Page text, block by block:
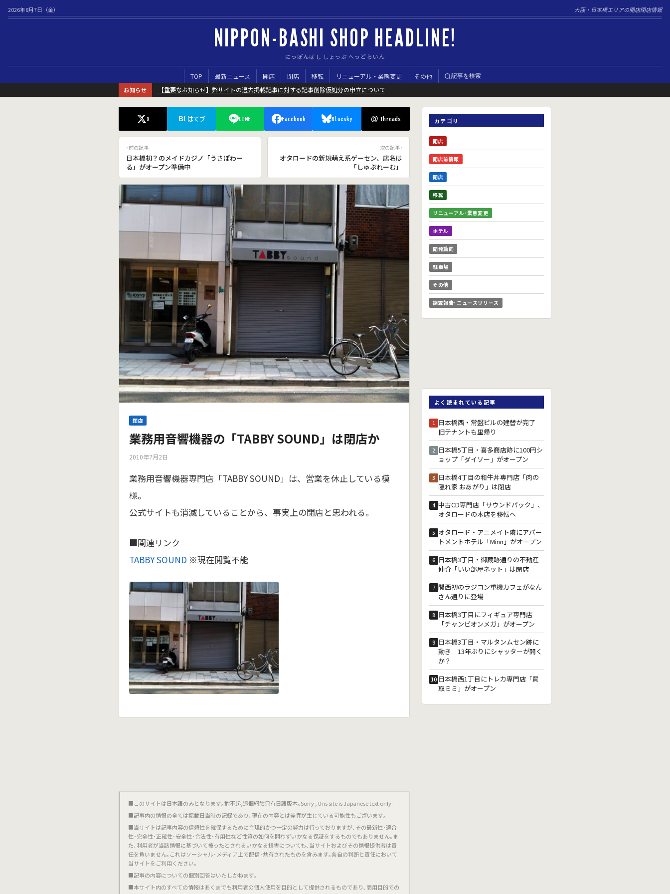
2026年8月7日（金） 大阪・日本橋エリアの開店閉店情報
NIPPON-BASHI SHOP HEADLINE!
にっぽんばし しょっぷ へっどらいん
TOP 最新ニュース 開店 閉店 移転 リニューアル・業態変更 その他 記事を検索
お知らせ 【重要なお知らせ】弊サイトの過去掲載記事に対する記事削除仮処分の申立について
X B! はてブ LINE Facebook Bluesky @ Threads
‹ 前の記事
日本橋初？のメイドカジノ「うさぽわー
る」がオープン準備中
次の記事 ›
オタロードの新規萌え系ゲーセン、店名は
「しゅぷれーむ」
閉店
業務用音響機器の「TABBY SOUND」は閉店か
2010年7月2日
業務用音響機器専門店「TABBY SOUND」は、営業を休止している模
様。
公式サイトも消滅していることから、事実上の閉店と思われる。
■関連リンク
TABBY SOUND ※現在閲覧不能
■このサイトは日本語のみとなります｡對不起,這個網站只有日語版本｡Sorry , this site is Japanese text only.
■記事内の情報の全ては掲載日当時の記録であり､現在の内容とは差異が生じている可能性もございます｡
■当サイトは記事内容の信頼性を確保するために合理的かつ一定の努力は行っておりますが､その最新性･適合
性･完全性･正確性･安全性･合法性･有用性など性質の如何を問わずいかなる保証をするものでもありません｡ま
た､利用者が当該情報に基づいて被ったとされるいかなる損害についても､当サイトおよびその情報提供者は責
任を負いません｡これはソーシャル･メディア上で配信･共有されたものを含みます｡各自の判断と責任において
当サイトをご利用ください｡
■記事の内容についての個別回答はいたしかねます｡
■本サイト内のすべての情報はあくまでも利用者の個人使用を目的として提供されるものであり､商用目的での
カテゴリ
開店
開店前情報
閉店
移転
リニューアル･業態変更
ホテル
開発動向
駐車場
その他
調査報告･ニュースリリース
よく読まれている記事
1 日本橋西・常盤ビルの建替が完了
旧テナントも里帰り
2 日本橋5丁目・喜多商店跡に100円シ
ョップ「ダイソー」がオープン
3 日本橋4丁目の和牛丼専門店「肉の
隠れ家 おあがり」は閉店
4 中古CD専門店「サウンドパック」、
オタロードの本店を移転へ
5 オタロード・アニメイト隣にアパー
トメントホテル「Minn」がオープン
6 日本橋3丁目・御蔵跡通りの不動産
仲介「いい部屋ネット」は閉店
7 関西初のラジコン重機カフェがなん
さん通りに登場
8 日本橋3丁目にフィギュア専門店
「チャンピオンメガ」がオープン
9 日本橋3丁目・マルタンムセン跡に
動き 13年ぶりにシャッターが開く
か？
10 日本橋西1丁目にトレカ専門店「買
取ミミ」がオープン